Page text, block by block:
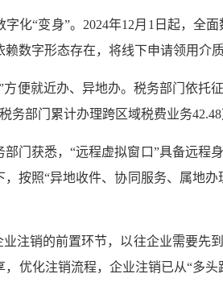
字化“变身”。2024年12月1日起，全
赖数字形态存在，将线下申请领用介
方便就近办、异地办。税务部门依托
务部门累计办理跨区域税费业务
部门获悉，“远程虚拟窗口”具备远程
，按照“异地收件、协同服务、属地
业注销的前置环节，以往企业需要先
，优化注销流程，企业注销已从“多